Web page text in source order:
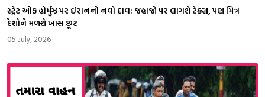
સ્ટ્રેટ ઓફ હોર્મુઝ પર ઈરાનનો નવો દાવ: જહાજો પર લાગશે ટેક્સ, પણ મિત્ર
દેશોને મળશે ખાસ છૂટ
05 July, 2026